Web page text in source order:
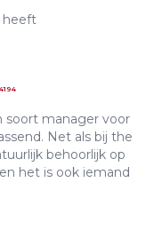
heeft
soort manager voor
Net als bij the
behoorlijk op
het is ook iemand